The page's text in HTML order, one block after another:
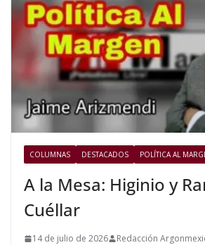
COLUMNAS DESTACADOS POLÍTICA AL
A la Mesa: Higinio y
Cuéllar
14 de julio de 2026 Redacción